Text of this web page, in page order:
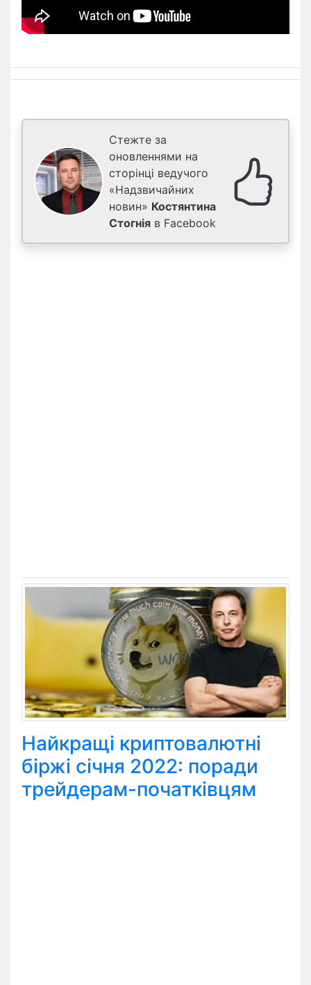
Стежте за
оновленнями на
сторінці ведучого
«Надзвичайних
новин» Костянтина
Стогнія в Facebook
Найкращі криптовалютні
біржі січня 2022: поради
трейдерам-початківцям